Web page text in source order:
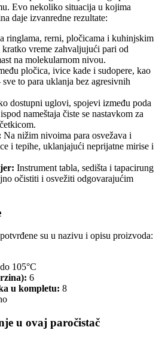
Evo nekoliko situacija u kojima
daje izvanredne rezultate:
ringlama, rerni, pločicama i kuhinjskim
vreme zahvaljujući pari od
na molekularnom nivou.
pločica, ivice kade i sudopere, kao
to para uklanja bez agresivnih
dostupni uglovi, spojevi između poda
nameštaja čiste se nastavkom za
Na nižim nivoima para osvežava i
i tepihe, uklanjajući neprijatne mirise i
Instrument tabla, sedišta i tapacirung
očistiti i osvežiti odgovarajućim
su u nazivu i opisu proizvoda:
do 105°C
6
u kompletu: 8
u ovaj paročistač